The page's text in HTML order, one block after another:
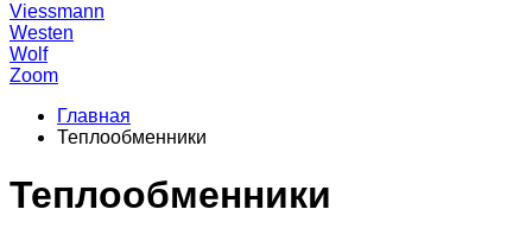
Viessmann
Westen
Wolf
Zoom
Главная
Теплообменники
Теплообменники